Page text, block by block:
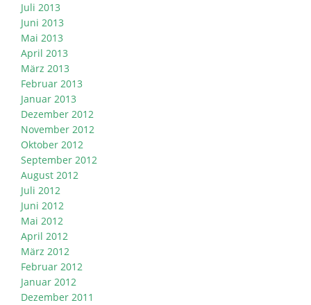
Juli 2013
Juni 2013
Mai 2013
April 2013
März 2013
Februar 2013
Januar 2013
Dezember 2012
November 2012
Oktober 2012
September 2012
August 2012
Juli 2012
Juni 2012
Mai 2012
April 2012
März 2012
Februar 2012
Januar 2012
Dezember 2011